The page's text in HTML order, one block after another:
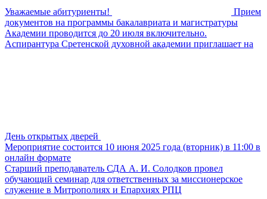
Уважаемые абитуриенты!
Прием
документов на программы бакалавриата и магистратуры
Академии проводится до 20 июля включительно.
Аспирантура Сретенской духовной академии приглашает на
День открытых дверей
Мероприятие состоится 10 июня 2025 года (вторник) в 11:00 в
онлайн формате
Старший преподаватель СДА А. И. Солодков провел
обучающий семинар для ответственных за миссионерское
служение в Митрополиях и Епархиях РПЦ